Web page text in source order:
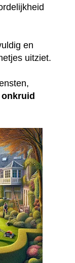
en
uitziet.
onkruid